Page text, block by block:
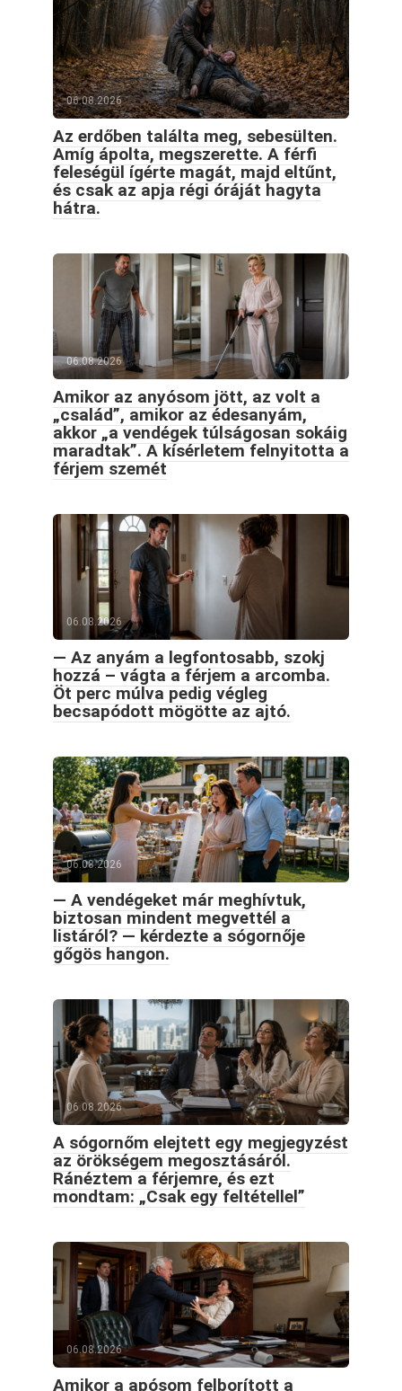
06.08.2026
Az erdőben találta meg, sebesülten.
Amíg ápolta, megszerette. A férfi
feleségül ígérte magát, majd eltűnt,
és csak az apja régi óráját hagyta
hátra.
06.08.2026
Amikor az anyósom jött, az volt a
„család”, amikor az édesanyám,
akkor „a vendégek túlságosan sokáig
maradtak”. A kísérletem felnyitotta a
férjem szemét
06.08.2026
— Az anyám a legfontosabb, szokj
hozzá – vágta a férjem a arcomba.
Öt perc múlva pedig végleg
becsapódott mögötte az ajtó.
06.08.2026
— A vendégeket már meghívtuk,
biztosan mindent megvettél a
listáról? — kérdezte a sógornője
gőgös hangon.
06.08.2026
A sógornőm elejtett egy megjegyzést
az örökségem megosztásáról.
Ránéztem a férjemre, és ezt
mondtam: „Csak egy feltétellel”
06.08.2026
Amikor a apósom felborított a